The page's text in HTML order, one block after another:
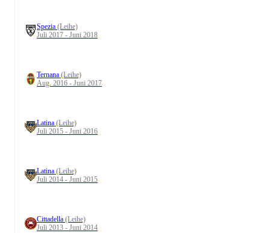
Spezia (Leihe)
Juli 2017 - Juni 2018
Ternana (Leihe)
Aug. 2016 - Juni 2017
Latina (Leihe)
Juli 2015 - Juni 2016
Latina (Leihe)
Juli 2014 - Juni 2015
Cittadella (Leihe)
Juli 2013 - Juni 2014